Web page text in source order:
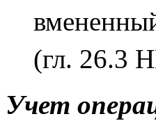
(гл. 26.3
Учет